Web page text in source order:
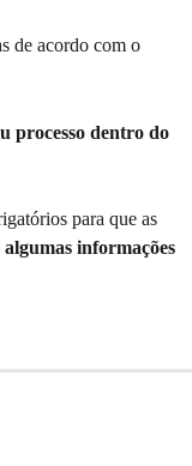
de acordo com o
processo dentro do
para que as
informações